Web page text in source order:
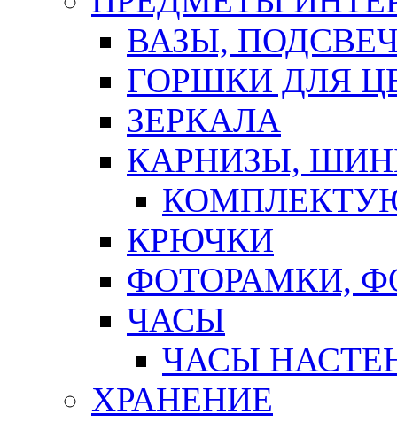
ВАЗЫ,
ГОРШКИ ДЛЯ
ЗЕРКАЛА
КАРНИЗЫ,
КРЮЧКИ
ФОТОРАМКИ,
ЧАСЫ
ЧАСЫ
ХРАНЕНИЕ